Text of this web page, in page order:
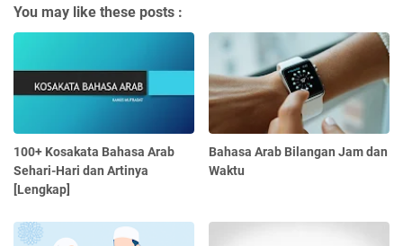
You may like these posts :
100+ Kosakata Bahasa Arab
Sehari-Hari dan Artinya
[Lengkap]
Bahasa Arab Bilangan Jam dan
Waktu